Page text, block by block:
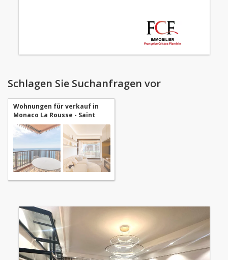
Schlagen Sie Suchanfragen vor
Wohnungen für verkauf in
Monaco La Rousse - Saint
Roman